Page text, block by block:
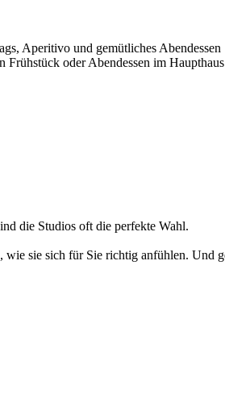
Aperitivo und gemütliches Abendessen
oder Abendessen im
die Studios oft die perfekte Wahl.
sie sich für Sie richtig anfühlen. Und